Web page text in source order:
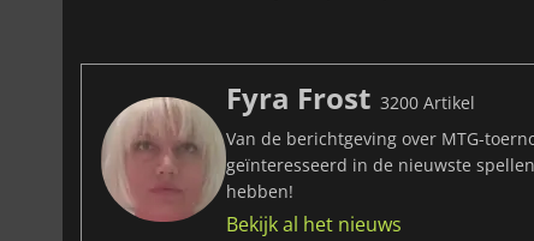
Fyra Frost 3200 Artikel
Van de berichtgeving over MTG-
geïnteresseerd in de nieuwste
hebben!
Bekijk al het nieuws